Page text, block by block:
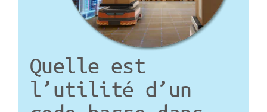
Quelle est
l’utilité d’un